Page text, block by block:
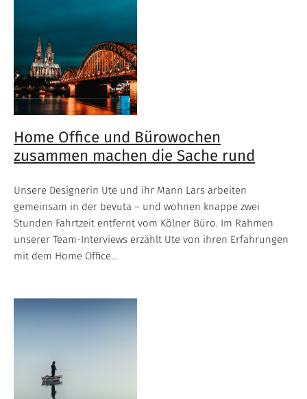
Home Office und Bürowochen
zusammen machen die Sache rund
Unsere Designerin Ute und ihr Mann Lars arbeiten
gemeinsam in der bevuta – und wohnen knappe zwei
Stunden Fahrtzeit entfernt vom Kölner Büro. Im Rahmen
unserer Team-Interviews erzählt Ute von ihren Erfahrungen
mit dem Home Office...